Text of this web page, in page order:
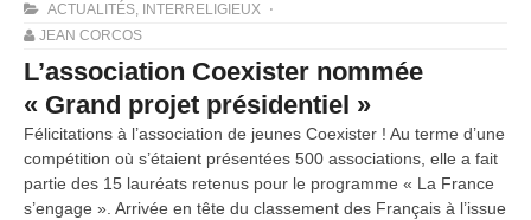
ACTUALITÉS, INTERRELIGIEUX
JEAN CORCOS
L’association Coexister nommée
« Grand projet présidentiel »
Félicitations à l’association de jeunes Coexister ! Au terme d’une
compétition où s’étaient présentées 500 associations, elle a fait
partie des 15 lauréats retenus pour le programme « La France
s’engage ». Arrivée en tête du classement des Français à l’issue